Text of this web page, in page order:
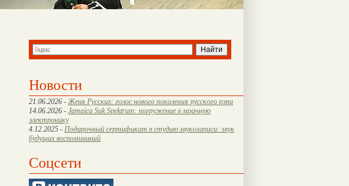
Новости
21.06.2026 - Женя Русских: голос нового поколения русского рэпа
14.06.2026 - Jamaica Suk Spektrum: погружение в мрачную
электронику
4.12.2025 - Подарочный сертификат в студию звукозаписи: звук
будущих воспоминаний
Соцсети